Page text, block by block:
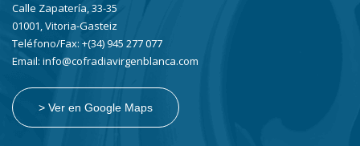
Calle Zapatería, 33-35
01001, Vitoria-Gasteiz
Teléfono/Fax: +(34) 945 277 077
Email: info@cofradiavirgenblanca.com
> Ver en Google Maps